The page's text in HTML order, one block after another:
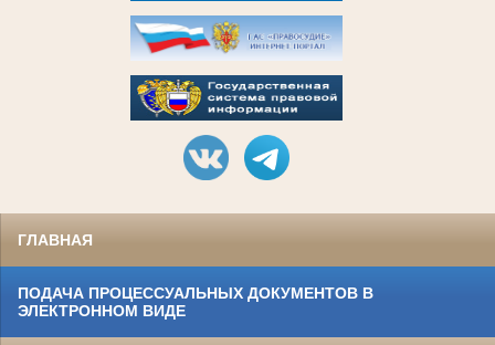
ГЛАВНАЯ
ПОДАЧА ПРОЦЕССУАЛЬНЫХ ДОКУМЕНТОВ В
ЭЛЕКТРОННОМ ВИДЕ